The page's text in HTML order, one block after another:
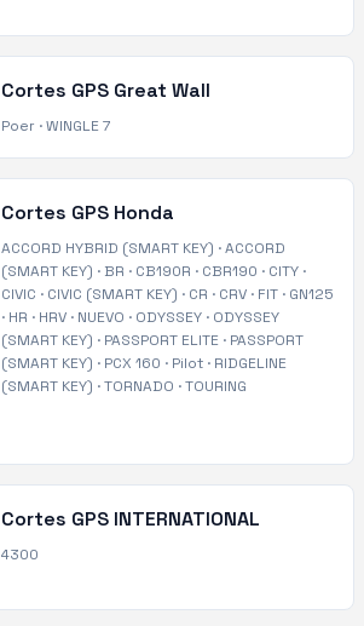
Cortes GPS Great Wall
Poer ·WINGLE 7
Cortes GPS Honda
ACCORD HYBRID (SMART KEY) ·ACCORD
(SMART KEY) · BR · CB190R · CBR190 · CITY ·
CIVIC · CIVIC (SMART KEY) · CR · CRV · FIT · GN125
· HR · HRV · NUEVO · ODYSSEY · ODYSSEY
(SMART KEY) · PASSPORT ELITE · PASSPORT
(SMART KEY) · PCX 160 · Pilot · RIDGELINE
(SMART KEY) ·TORNADO ·TOURING
Cortes GPS INTERNATIONAL
4300